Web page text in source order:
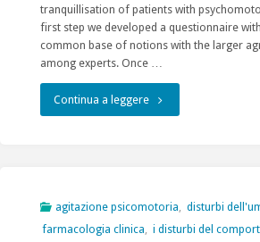
Covid-
19
(Draft
del
2020)
tranquillisation of patients with
first step we developed a questionnaire
common base of notions with the larger
among experts. Once …
Continua a leggere"Clinician’s
treatment
agitazione psicomotoria disturbi
farmacologia clinica
i disturbi del